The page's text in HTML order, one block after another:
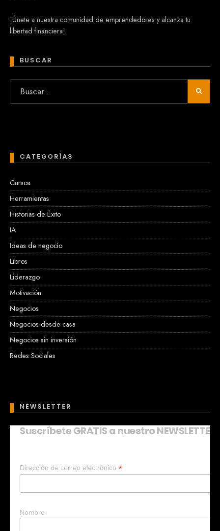
¡Únete a nuestra comunidad de emprendedores y alcanza tu
libertad financiera!
BUSCAR
CATEGORÍAS
Cursos
Herramientas
Historias de Éxito
IA
Ideas de negocio
Libros
Liderazgo
Motivación
Negocios
Negocios desde casa
Negocios sin inversión
Redes Sociales
NEWSLETTER
Suscríbete GRATIS a nuestro NEWSLETTER
Dirección de correo electrónico *
Nombre
¿Quieres que te ayude a crear un